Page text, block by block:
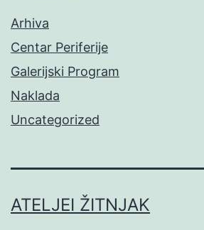
Arhiva
Centar Periferije
Galerijski Program
Naklada
Uncategorized
ATELJEI ŽITNJAK